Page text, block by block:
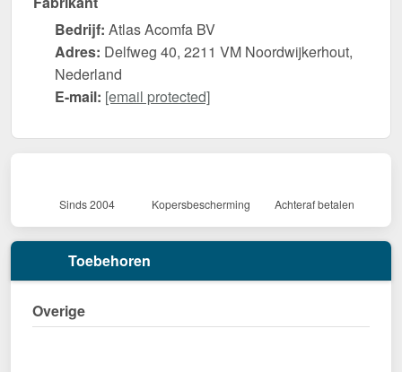
Bedrijf: Atlas Acomfa BV
Adres: Delfweg 40, 2211 VM Noordwijkerhout,
Nederland
E-mail: [email protected]
Sinds 2004 Kopersbescherming Achteraf betalen
Toebehoren
Overige